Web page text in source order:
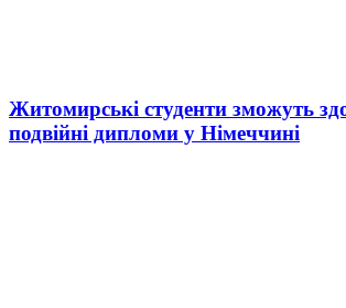
Житомирські студенти зможуть
подвійні дипломи у Німеччині